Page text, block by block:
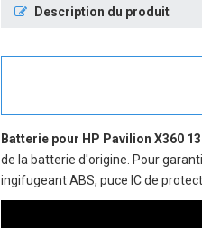
Description du produit
Batterie pour HP Pavilion X360
de la batterie d'origine. Pour
ingifugeant ABS, puce IC de